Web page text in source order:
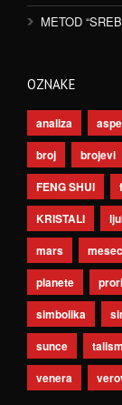
METOD
OZNAKE
analiza
broj
brojevi
FENG SHUI
KRISTALI
mars
mesec
planete
simbolika
sunce
venera